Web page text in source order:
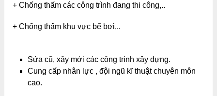
+ Chống thấm các công trình đang thi công,..
+ Chống thấm khu vực bể bơi,..
Sửa cũ, xây mới các công trình xây dựng.
Cung cấp nhân lực , đội ngũ kĩ thuật chuyên môn
cao.